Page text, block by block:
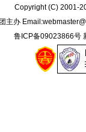
Copyright (C) 2001-
主办 Email:
鲁ICP备09023866号